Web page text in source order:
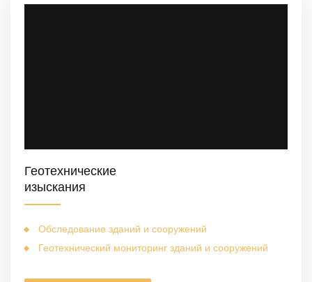
Геотехнические
изыскания
Обследование зданий и сооружений
Геотехнический мониторинг зданий и сооружений